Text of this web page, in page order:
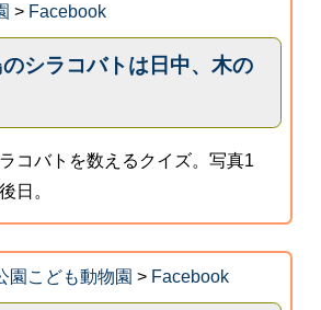
> Facebook
シラコバトは日中、木の
コバトを数えるクイズ。写真1
日。
園こども動物園 > Facebook